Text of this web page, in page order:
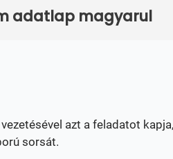
adatlap magyarul
azt a feladatot
sorsát.